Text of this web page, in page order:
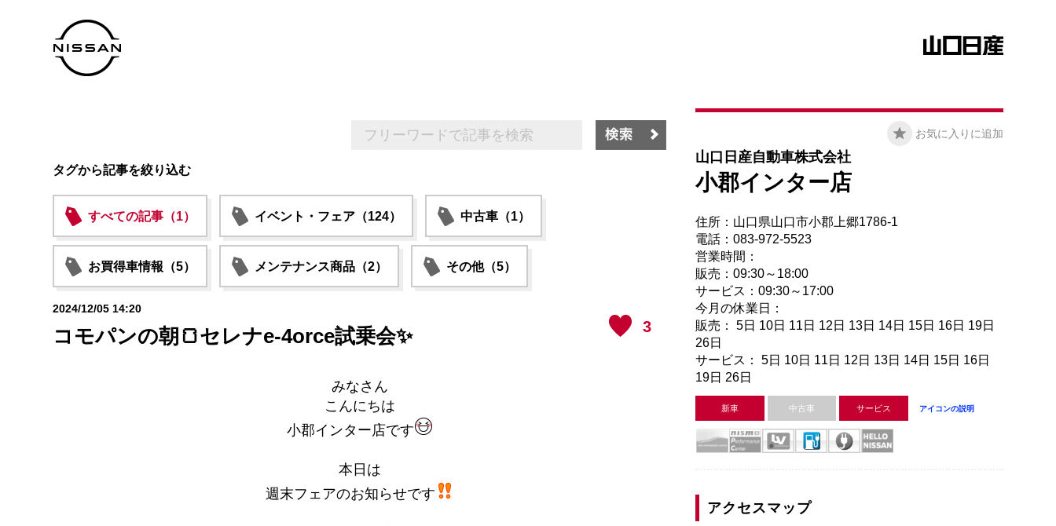
タグから記事を絞り込む
すべての記事（1） イベント・フェア（124） 中古車（1）
お買得車情報（5） メンテナンス商品（2） その他（5）
3
2024/12/05 14:20
コモパンの朝🍞セレナe-4orce試乗会✨
みなさん
こんにちは
小郡インター店です
本日は
週末フェアのお知らせです
お気に入りに追加
山口日産自動車株式会社
小郡インター店
住所：山口県山口市小郡上郷1786-1
電話：083-972-5523
営業時間：
販売：09:30～18:00
サービス：09:30～17:00
今月の休業日：
販売： 5日 10日 11日 12日 13日 14日 15日 16日 19日
26日
サービス： 5日 10日 11日 12日 13日 14日 15日 16日
19日 26日
新車 中古車 サービス アイコンの説明
アクセスマップ